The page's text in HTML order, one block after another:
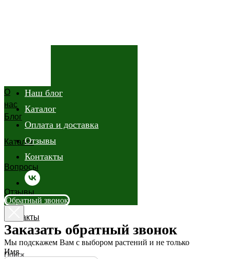
О
нас
Блог
Каталог
Вопросы
Отзывы
Контакты
Поиск
Наш блог
Каталог
Оплата и доставка
Отзывы
Контакты
Обратный звонок
Заказать обратный звонок
Мы подскажем Вам с выбором растений и не только
Имя